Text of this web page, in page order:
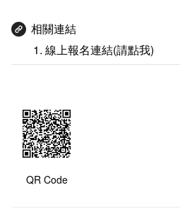
相關連結
線上報名連結(請點我)
QR Code